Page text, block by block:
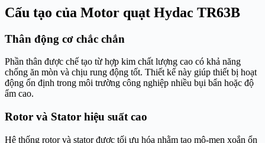
Cấu tạo của Motor quạt Hydac TR63B
Thân động cơ chắc chắn
Phần thân được chế tạo từ hợp kim chất lượng cao có khả năng
chống ăn mòn và chịu rung động tốt. Thiết kế này giúp thiết bị hoạt
động ổn định trong môi trường công nghiệp nhiều bụi bẩn hoặc độ
ẩm cao.
Rotor và Stator hiệu suất cao
Hệ thống rotor và stator được tối ưu hóa nhằm tạo mô-men xoắn ổn